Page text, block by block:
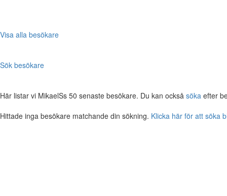
Visa alla besökare
Sök besökare
Här listar vi MikaelSs 50 senaste besökare. Du kan också söka efter
Hittade inga besökare matchande din sökning. Klicka här för att söka